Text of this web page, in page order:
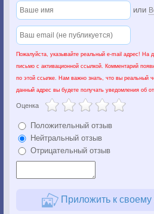
или
Пожалуйста, указывайте реальный e-mail адрес! На
письмо с активационной ссылкой. Комментарий
по этой ссылке. Нам важно знать, что вы реальный
данный адрес вы будете получать уведомления об
Оценка
Положительный отзыв
Нейтральный отзыв
Отрицательный отзыв
Приложить к своему